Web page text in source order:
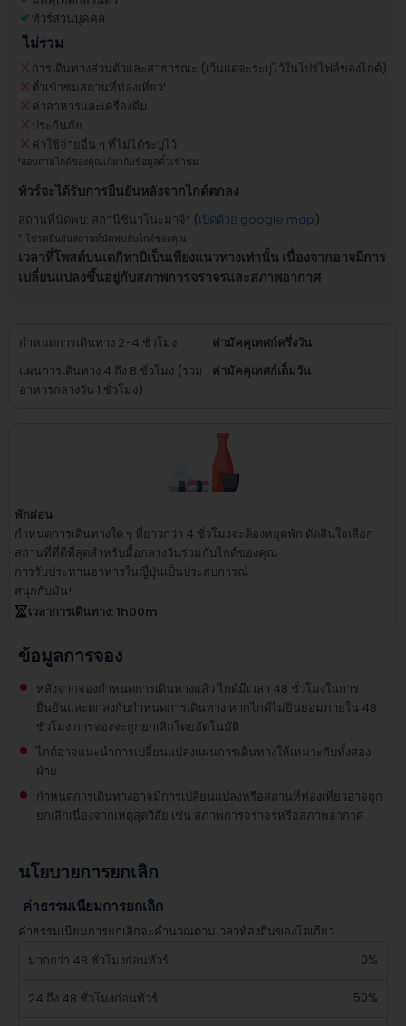
ทัวร์ส่วนบุคคล
ไม่รวม
การเดินทางส่วนตัวและสาธารณะ (เว้นแต่จะระบุไว้ในโปรไฟล์ของไกด์)
ตั๋วเข้าชมสถานที่ท่องเที่ยว¹
ค่าอาหารและเครื่องดื่ม
ประกันภัย
ค่าใช้จ่ายอื่น ๆ ที่ไม่ได้ระบุไว้
¹สอบถามไกด์ของคุณเกี่ยวกับข้อมูลตั๋วเข้าชม
ทัวร์จะได้รับการยืนยันหลังจากไกด์ตกลง
สถานที่นัดพบ: สถานีชินาโนะมาจิ² (เปิดด้วย google map)
² โปรดยืนยันสถานที่นัดพบกับไกด์ของคุณ
เวลาที่โพสต์บนเดกิทาบิเป็นเพียงแนวทางเท่านั้น เนื่องจากอาจมีการ
เปลี่ยนแปลงขึ้นอยู่กับสภาพการจราจรและสภาพอากาศ
กำหนดการเดินทาง 2-4 ชั่วโมง
ค่ามัคคุเทศก์ครึ่งวัน
แผนการเดินทาง 4 ถึง 8 ชั่วโมง (รวม
อาหารกลางวัน 1 ชั่วโมง)
ค่ามัคคุเทศก์เต็มวัน
พักผ่อน
กำหนดการเดินทางใด ๆ ที่ยาวกว่า 4 ชั่วโมงจะต้องหยุดพัก ตัดสินใจเลือก
สถานที่ที่ดีที่สุดสำหรับมื้อกลางวันร่วมกับไกด์ของคุณ
การรับประทานอาหารในญี่ปุ่นเป็นประสบการณ์
สนุกกับมัน!
เวลาการเดินทาง: 1h00m
ข้อมูลการจอง
หลังจากจองกำหนดการเดินทางแล้ว ไกด์มีเวลา 48 ชั่วโมงในการ
ยืนยันและตกลงกับกำหนดการเดินทาง หากไกด์ไม่ยินยอมภายใน 48
ชั่วโมง การจองจะถูกยกเลิกโดยอัตโนมัติ
ไกด์อาจแนะนำการเปลี่ยนแปลงแผนการเดินทางให้เหมาะกับทั้งสอง
ฝ่าย
กำหนดการเดินทางอาจมีการเปลี่ยนแปลงหรือสถานที่ท่องเที่ยวอาจถูก
ยกเลิกเนื่องจากเหตุสุดวิสัย เช่น สภาพการจราจรหรือสภาพอากาศ
นโยบายการยกเลิก
ค่าธรรมเนียมการยกเลิก
ค่าธรรมเนียมการยกเลิกจะคำนวณตามเวลาท้องถิ่นของโตเกียว
มากกว่า 48 ชั่วโมงก่อนทัวร์
0%
24 ถึง 48 ชั่วโมงก่อนทัวร์ 50%